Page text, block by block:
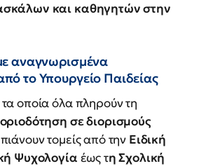
και καθηγητών στην
αναγνωρισμένα
το Υπουργείο Παιδείας
οποία όλα πληρούν τη
σε διορισμούς
πιάνουν τομείς από την Ειδική
Ψυχολογία έως τη Σχολική